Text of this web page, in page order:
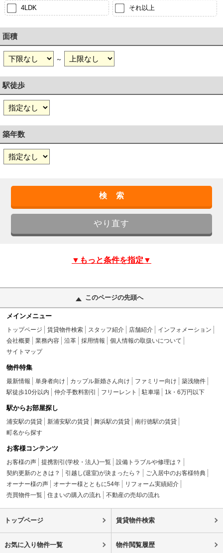
4LDK それ以上
面積
～
駅徒歩
築年数
▼もっと条件を指定▼
このページの先頭へ
メインメニュー
トップページ 賃貸物件検索 スタッフ紹介 店舗紹介
インフォメーション
会社概要
業務内容 沿革 採用情報
個人情報の取扱いについて
サイトマップ
物件特集
最新情報 単身者向け カップル新婚さん向け ファミリー向け
築浅物件
駅徒歩10分以内
仲介手数料割引 フリーレント 駐車場 1k・6万円以下
駅からお部屋探し
浦安駅の賃貸 新浦安駅の賃貸 舞浜駅の賃貸
南行徳駅の賃貸
町名から探す
お客様コンテンツ
お客様の声 提携割引(学校・法人)一覧
設備トラブルや修理は？
契約更新のときは？
引越し(退室)が決まったら？
ご入居中のお客様特典
オーナー様の声
オーナー様とともに54年
リフォーム実績紹介
売買物件一覧
住まいの購入の流れ 不動産の売却の流れ
トップページ 賃貸物件検索
お気に入り物件一覧 物件閲覧履歴